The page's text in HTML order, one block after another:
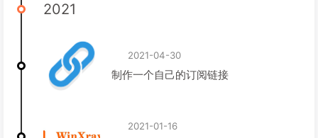
2021
2021-04-30
制作一个自己的订阅链接
2021-01-16